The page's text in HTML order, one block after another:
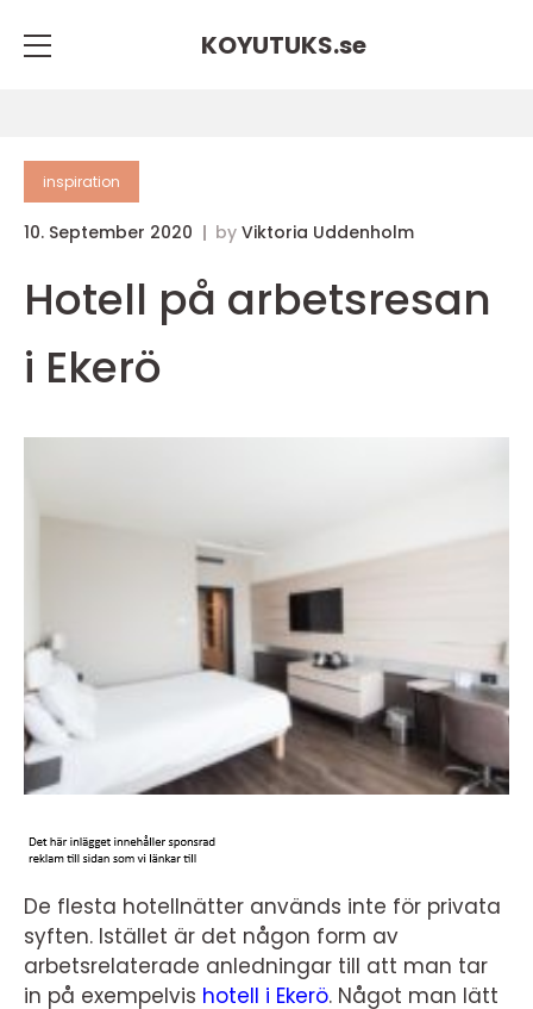
KOYUTUKS.se
inspiration
10. September 2020 by Viktoria Uddenholm
Hotell på arbetsresan
i Ekerö
De flesta hotellnätter används inte för privata
syften. Istället är det någon form av
arbetsrelaterade anledningar till att man tar
in på exempelvis hotell i Ekerö. Något man lätt